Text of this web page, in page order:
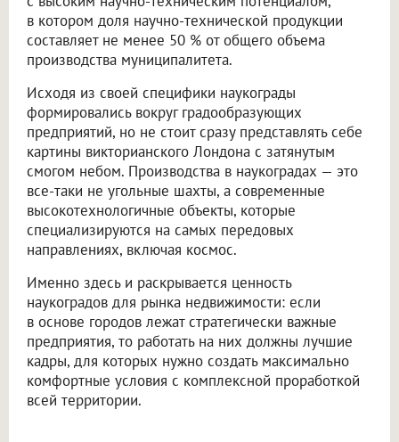
в котором доля научно-технической продукции
составляет не менее 50 % от общего объема
производства муниципалитета.
Исходя из своей специфики наукограды
формировались вокруг градообразующих
предприятий, но не стоит сразу представлять себе
картины викторианского Лондона с затянутым
смогом небом. Производства в наукоградах — это
все-таки не угольные шахты, а современные
высокотехнологичные объекты, которые
специализируются на самых передовых
направлениях, включая космос.
Именно здесь и раскрывается ценность
наукоградов для рынка недвижимости: если
в основе городов лежат стратегически важные
предприятия, то работать на них должны лучшие
кадры, для которых нужно создать максимально
комфортные условия с комплексной проработкой
всей территории.